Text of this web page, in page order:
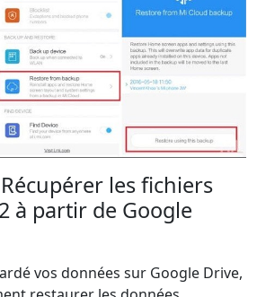
les fichiers
à partir de Google
vos données sur Google Drive,